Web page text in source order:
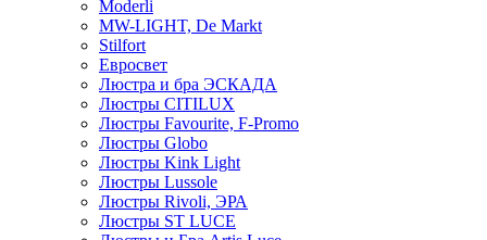
Moderli
MW-LIGHT, De Markt
Stilfort
Евросвет
Люстра и бра ЭСКАДА
Люстры CITILUX
Люстры Favourite, F-Promo
Люстры Globo
Люстры Kink Light
Люстры Lussole
Люстры Rivoli, ЭРА
Люстры ST LUCE